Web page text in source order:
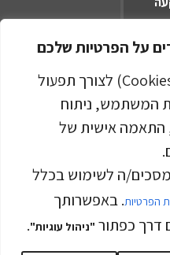
על הפרטיות שלכם
אנו עושים שימוש בעוגיות (Cookies) לצורך תפעול
המשתמש, ניתוח
התאמה אישית של
מסכים/ה לשימוש בכלל
הפרטיות. באפשרותך
דרך כפתור "ניהול עוגיות".
© 2023